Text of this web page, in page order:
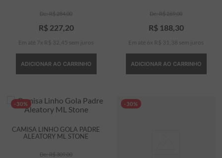
R$284,00
R$ 227, 20
Em até 7 x R$ 32 45 sem juros
ADICIONAR AO CARRINHO
R$269,00
R$ 188, 30
Em até 6 x R$ 31 38 sem juros
ADICIONAR AO CARRINHO
-30%
CAMISA LINHO GOLA PADRE
ALEATORY ML STONE
R$309,00
-30%